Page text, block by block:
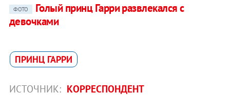
ФОТО
Голый принц Гарри развлекался с
девочками
ПРИНЦ ГАРРИ
ИСТОЧНИК: КОРРЕСПОНДЕНТ